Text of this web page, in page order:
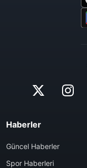
Haberler
Güncel Haberler
Spor Haberleri